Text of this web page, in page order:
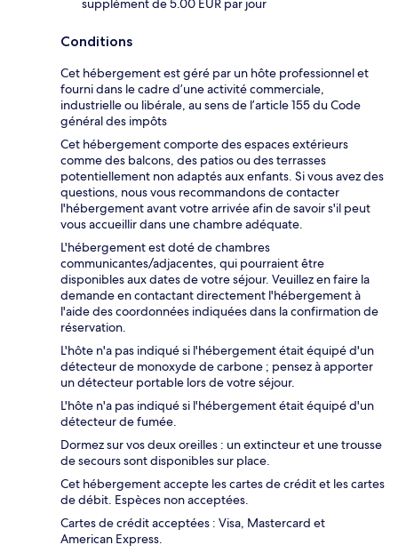
supplément de 5.00 EUR par jour
Conditions
Cet hébergement est géré par un hôte professionnel et
fourni dans le cadre d’une activité commerciale,
industrielle ou libérale, au sens de l’article 155 du Code
général des impôts
Cet hébergement comporte des espaces extérieurs
comme des balcons, des patios ou des terrasses
potentiellement non adaptés aux enfants. Si vous avez des
questions, nous vous recommandons de contacter
l'hébergement avant votre arrivée afin de savoir s'il peut
vous accueillir dans une chambre adéquate.
L'hébergement est doté de chambres
communicantes/adjacentes, qui pourraient être
disponibles aux dates de votre séjour. Veuillez en faire la
demande en contactant directement l'hébergement à
l'aide des coordonnées indiquées dans la confirmation de
réservation.
L'hôte n'a pas indiqué si l'hébergement était équipé d'un
détecteur de monoxyde de carbone ; pensez à apporter
un détecteur portable lors de votre séjour.
L'hôte n'a pas indiqué si l'hébergement était équipé d'un
détecteur de fumée.
Dormez sur vos deux oreilles : un extincteur et une trousse
de secours sont disponibles sur place.
Cet hébergement accepte les cartes de crédit et les cartes
de débit. Espèces non acceptées.
Cartes de crédit acceptées : Visa, Mastercard et
American Express.